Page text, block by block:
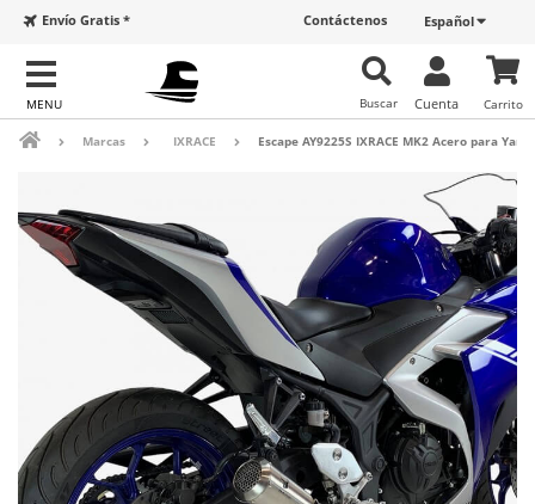
Español
Contáctenos
Envío Gratis *
Carrito
Cuenta
Buscar
Marcas IXRACE Escape AY9225S IXRACE MK2 Acero para